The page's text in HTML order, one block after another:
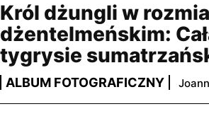
Król dżungli w
dżentelmeńskim:
tygrysie
ALBUM FOTOGRAFICZNY